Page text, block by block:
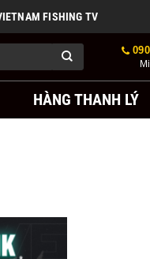
FISHING TV
HÀNG THANH LÝ